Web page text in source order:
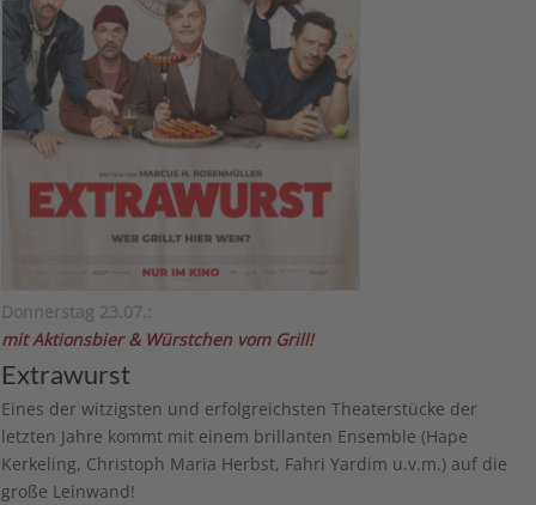
Donnerstag 23.07.:
mit Aktionsbier & Würstchen vom Grill!
Extrawurst
Eines der witzigsten und erfolgreichsten Theaterstücke der
letzten Jahre kommt mit einem brillanten Ensemble (Hape
Kerkeling, Christoph Maria Herbst, Fahri Yardim u.v.m.) auf die
große Leinwand!